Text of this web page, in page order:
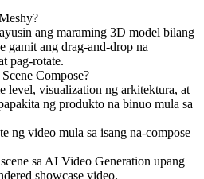
ang maraming 3D model bilang
gamit ang drag-and-drop na
pag-rotate.
Compose?
level, visualization ng arkitektura, at
ng produkto na binuo mula sa
ng video mula sa isang na-compose
sa AI Video Generation upang
showcase video.